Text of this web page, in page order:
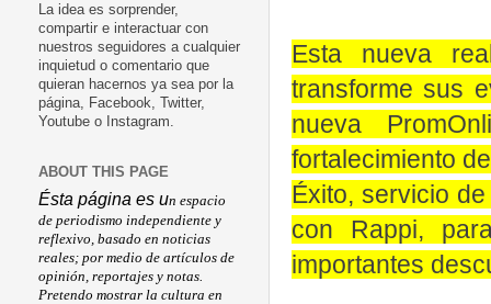
Esta nueva
transforme sus
nueva
fortalecimiento
Éxito, servicio
con Rappi,
importantes
La idea es sorprender,
compartir e interactuar con
nuestros seguidores a cualquier
inquietud o comentario que
quieran hacernos ya sea por la
página, Facebook, Twitter,
Youtube o Instagram.
ABOUT THIS PAGE
Ésta página es un espacio
de periodismo independiente y
reflexivo, basado en noticias
reales; por medio de artículos de
opinión, reportajes y notas.
Pretendo mostrar la cultura en